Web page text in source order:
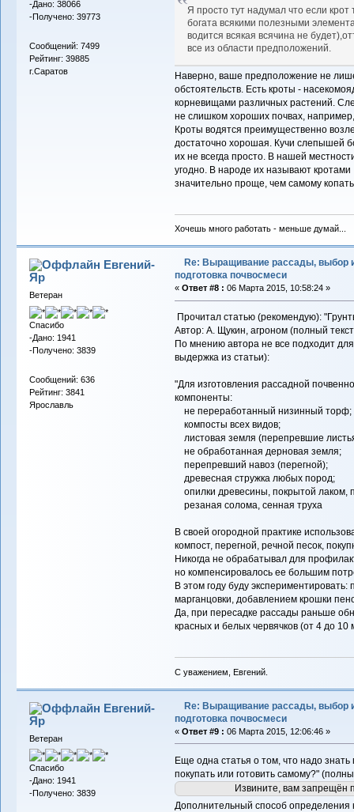
-Дано: 38066
-Получено: 39773
Сообщений: 7499
Рейтинг: 39885
г.Саратов
Я просто тут надумал что если
богата всякими полезными
водится всякая всячина не
все из области предположений.
Наверно, ваше предположение не
обстоятельств. Есть кроты -
корневищами различных растений.
не слишком хороших почвах,
Кроты водятся преимущественно
достаточно хорошая. Кучи слепышей
их не всегда просто. В нашей
угодно. В народе их называют
значительно проще, чем самому
Хочешь много работать - меньше думай...
Евгений-
Яр
Ветеран
Спасибо
-Дано: 1941
-Получено: 3839
Сообщений: 636
Рейтинг: 3841
Ярославль
Re: Выращивание рассады, выбор
подготовка почвосмеси
« Ответ #8 : 06 Марта 2015, 10:58:24 »
Прочитал статью (рекомендую):
Автор: А. Щукин, агроном (полный
По мнению автора не все подходит
выдержка из статьи):
"Для изготовления рассадной
компоненты:
не переработанный низинный торф;
компосты всех видов;
листовая земля (перепревшие
не обработанная дерновая земля;
перепревший навоз (перегной);
древесная стружка любых пород;
опилки древесины, покрытой лаком,
резаная солома, сенная труха
В своей огородной практике
компост, перегной, речной песок,
Никогда не обрабатывал для
но компенсировалось ее большим
В этом году буду
марганцовки, добавлением крошки
Да, при пересадке рассады раньше
красных и белых червячков (от 4 до 10
С уважением, Евгений.
Евгений-
Яр
Ветеран
Спасибо
-Дано: 1941
-Получено: 3839
Re: Выращивание рассады, выбор
подготовка почвосмеси
« Ответ #9 : 06 Марта 2015, 12:06:46 »
Еще одна статья о том, что надо знать
покупать или готовить самому?"
Извините, вам запрещён
Дополнительный способ определения